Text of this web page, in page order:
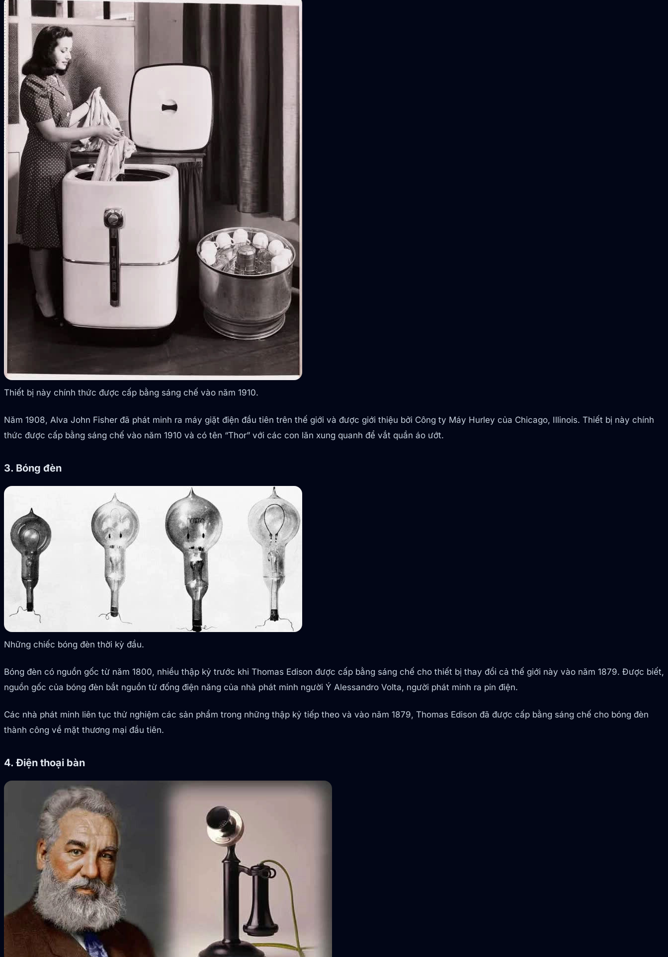
Thiết bị này chính thức được cấp bằng sáng chế vào năm 1910.
Năm 1908, Alva John Fisher đã phát minh ra máy giặt điện đầu tiên trên thế giới và được giới thiệu bởi Công ty Máy Hurley của Chicago, Illinois. Thiết bị này chính
thức được cấp bằng sáng chế vào năm 1910 và có tên “Thor” với các con lăn xung quanh để vắt quần áo ướt.
3. Bóng đèn
Những chiếc bóng đèn thời kỳ đầu.
Bóng đèn có nguồn gốc từ năm 1800, nhiều thập kỷ trước khi Thomas Edison được cấp bằng sáng chế cho thiết bị thay đổi cả thế giới này vào năm 1879. Được biết,
nguồn gốc của bóng đèn bắt nguồn từ đống điện năng của nhà phát minh người Ý Alessandro Volta, người phát minh ra pin điện.
Các nhà phát minh liên tục thử nghiệm các sản phẩm trong những thập kỷ tiếp theo và vào năm 1879, Thomas Edison đã được cấp bằng sáng chế cho bóng đèn
thành công về mặt thương mại đầu tiên.
4. Điện thoại bàn